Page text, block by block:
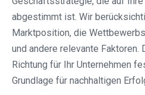
abgestimmt ist. Wir
Marktposition, die
und andere relevante
Richtung für Ihr Unternehmen
Grundlage für nachhaltigen